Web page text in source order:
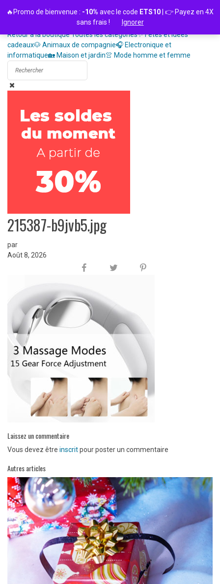
Retour à la boutiqueToutes les catégories✨ Fêtes et idées
cadeaux🐶 Animaux de compagnie🎧 Electronique et
informatique🏡 Maison et jardin👚 Mode homme et femme
215387-b9jvb5.jpg
par
Août 8, 2026
Laissez un commentaire
Vous devez être inscritpour poster un commentaire
Autres articles
🔥Promo de bienvenue : -10% avec le code ETS10 | 👉 Payez en 4X
sans frais !
Ignorer